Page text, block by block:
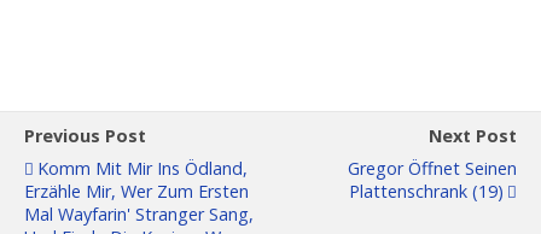
Previous Post
Komm Mit Mir Ins Ödland,
Erzähle Mir, Wer Zum Ersten
Mal Wayfarin' Stranger Sang,
Next Post
Gregor Öffnet Seinen
Plattenschrank (19)